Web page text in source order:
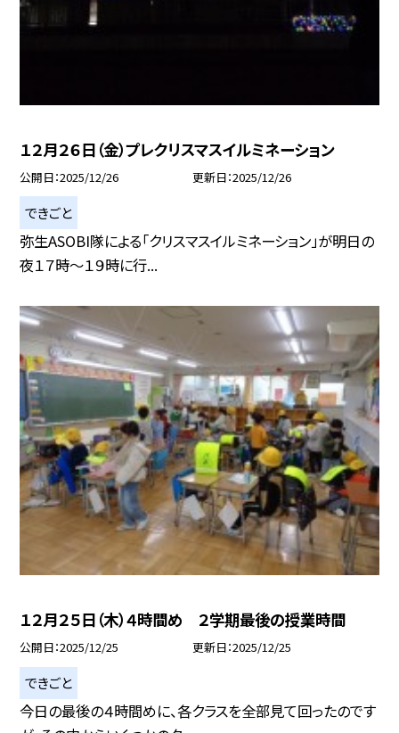
１２月２６日（金）プレクリスマスイルミネーション
公開日 2025/12/26 更新日 2025/12/26
できごと
弥生ASOBI隊による「クリスマスイルミネーション」が明日の
夜１７時～１９時に行...
１２月２５日（木）４時間め ２学期最後の授業時間
公開日 2025/12/25 更新日 2025/12/25
できごと
今日の最後の４時間めに、各クラスを全部見て回ったのです